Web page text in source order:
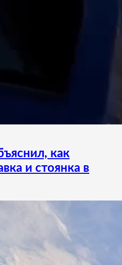
как
и стоянка в